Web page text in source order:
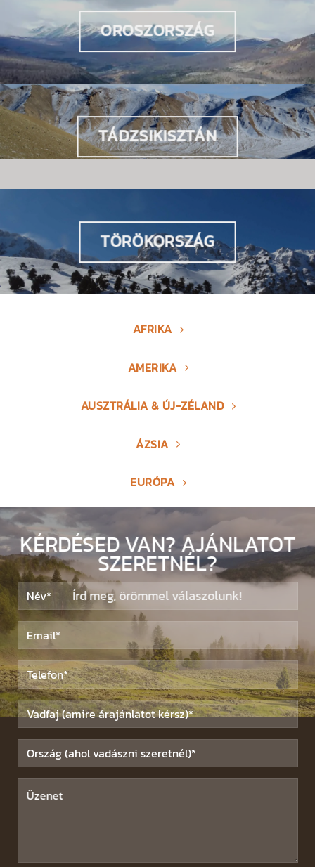
OROSZORSZÁG
TÁDZSIKISZTÁN
TÖRÖKORSZÁG
AFRIKA
AMERIKA
AUSZTRÁLIA & ÚJ-ZÉLAND
ÁZSIA
EURÓPA
KÉRDÉSED VAN? AJÁNLATOT
SZERETNÉL?
Írd meg, örömmel válaszolunk!